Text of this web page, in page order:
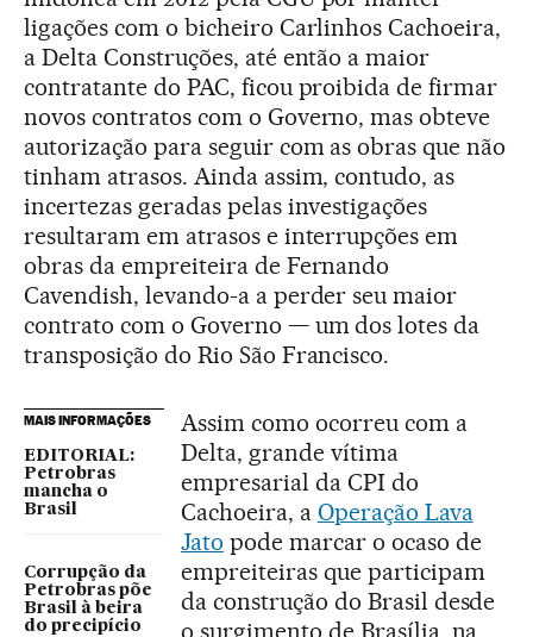
ligações com o bicheiro Carlinhos Cachoeira,
a Delta Construções, até então a maior
contratante do PAC, ficou proibida de firmar
novos contratos com o Governo, mas obteve
autorização para seguir com as obras que não
tinham atrasos. Ainda assim, contudo, as
incertezas geradas pelas investigações
resultaram em atrasos e interrupções em
obras da empreiteira de Fernando
Cavendish, levando-a a perder seu maior
contrato com o Governo — um dos lotes da
transposição do Rio São Francisco.
MAIS INFORMAÇÕES
EDITORIAL:
Petrobras
mancha o
Brasil
Corrupção da
Petrobras põe
Brasil à beira
do precipício
Assim como ocorreu com a
Delta, grande vítima
empresarial da CPI do
Cachoeira, a Operação Lava
Jato pode marcar o ocaso de
empreiteiras que participam
da construção do Brasil desde
o surgimento de Brasília, na